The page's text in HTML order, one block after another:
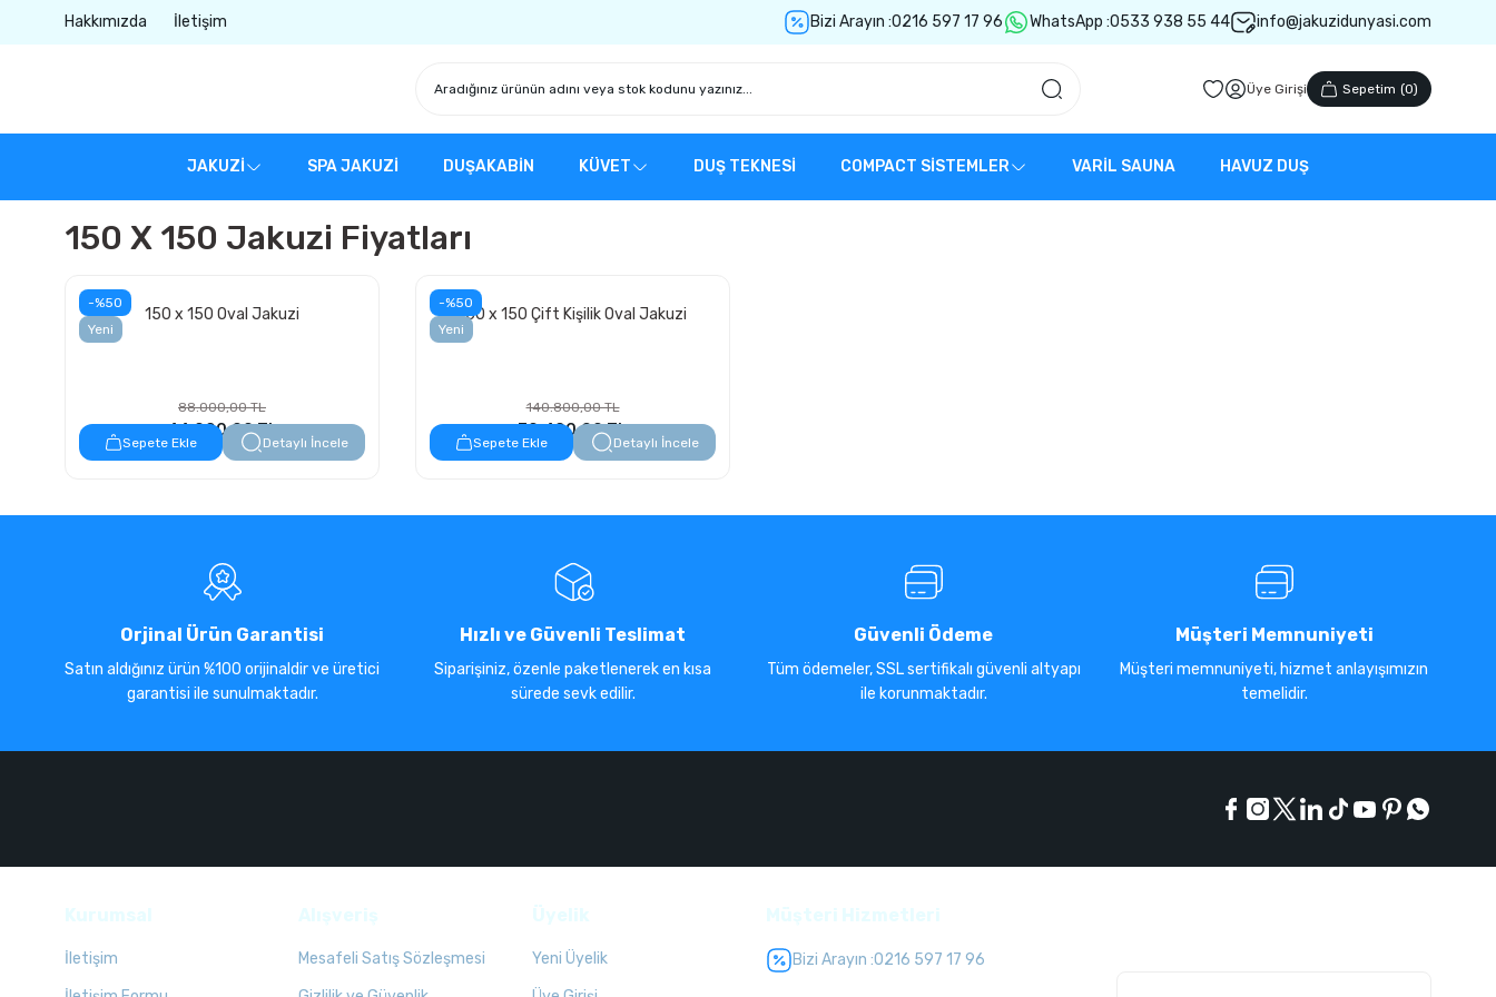
Hakkımızda İletişim Bizi Arayın :0216 597 17 96 WhatsApp :0533 938 55 44 info@jakuzidunyasi.com
Üye Girişi Sepetim (0)
JAKUZİ SPA JAKUZİ DUŞAKABİN KÜVET DUŞ TEKNESİ COMPACT SİSTEMLER VARİL SAUNA HAVUZ DUŞ
150 X 150 Jakuzi Fiyatları
-%50
Yeni
150 x 150 Oval Jakuzi
88.000,00 TL
44.000,00 TL
Sepete Ekle Detaylı İncele
-%50
Yeni
150 x 150 Çift Kişilik Oval Jakuzi
140.800,00 TL
70.400,00 TL
Sepete Ekle Detaylı İncele
Orjinal Ürün Garantisi
Satın aldığınız ürün %100 orijinaldir ve üretici
garantisi ile sunulmaktadır.
Hızlı ve Güvenli Teslimat
Siparişiniz, özenle paketlenerek en kısa
sürede sevk edilir.
Güvenli Ödeme
Tüm ödemeler, SSL sertifikalı güvenli altyapı
ile korunmaktadır.
Müşteri Memnuniyeti
Müşteri memnuniyeti, hizmet anlayışımızın
temelidir.
İletişim
Mesafeli Satış Sözleşmesi
Yeni Üyelik
Bizi Arayın :0216 597 17 96